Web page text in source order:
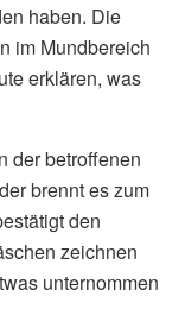
haben. Die
im Mundbereich
erklären, was
der betroffenen
brennt es zum
den
zeichnen
unternommen